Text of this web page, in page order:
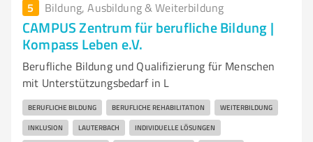
5 Bildung, Ausbildung & Weiterbildung
CAMPUS Zentrum für berufliche Bildung |
Kompass Leben e.V.
Berufliche Bildung und Qualifizierung für Menschen
mit Unterstützungsbedarf in L
BERUFLICHE BILDUNG BERUFLICHE REHABILITATION WEITERBILDUNG
INKLUSION LAUTERBACH INDIVIDUELLE LÖSUNGEN